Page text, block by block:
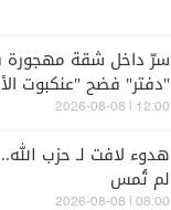
سرّ داخل شقة
"دفتر" فضح "عنكبوت
12:00 | 2026-08-08
هدوء لافت لـ حزب
لم تُمس
08:00 | 2026-08-08